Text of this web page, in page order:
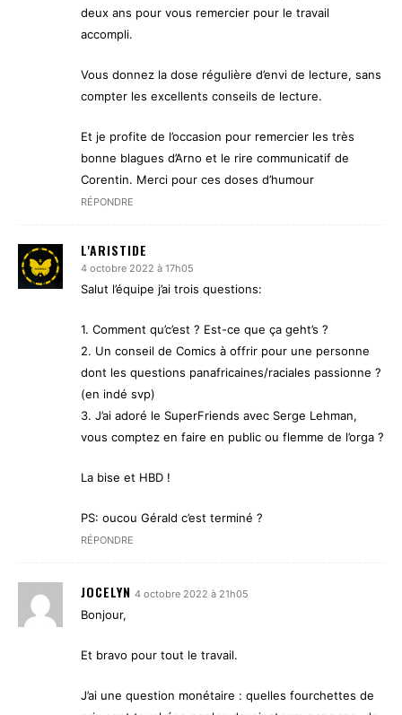
deux ans pour vous remercier pour le travail
accompli.
Vous donnez la dose régulière d’envi de lecture, sans
compter les excellents conseils de lecture.
Et je profite de l’occasion pour remercier les très
bonne blagues d’Arno et le rire communicatif de
Corentin. Merci pour ces doses d’humour
RÉPONDRE
L'ARISTIDE
4 octobre 2022 à 17h05
Salut l’équipe j’ai trois questions:
1. Comment qu’c’est ? Est-ce que ça geht’s ?
2. Un conseil de Comics à offrir pour une personne
dont les questions panafricaines/raciales passionne ?
(en indé svp)
3. J’ai adoré le SuperFriends avec Serge Lehman,
vous comptez en faire en public ou flemme de l’orga ?
La bise et HBD !
PS: oucou Gérald c’est terminé ?
RÉPONDRE
JOCELYN 4 octobre 2022 à 21h05
Bonjour,
Et bravo pour tout le travail.
J’ai une question monétaire : quelles fourchettes de